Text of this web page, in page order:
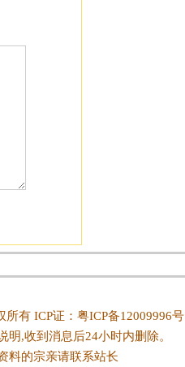
所有 ICP证： 粤ICP备12009996号
,收到消息后24小时内删除。
料的宗亲请联系站长